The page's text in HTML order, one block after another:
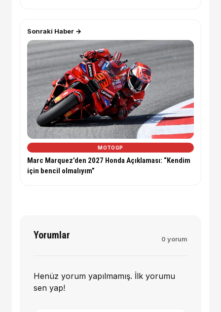
Sonraki Haber →
MOTOGP
Marc Marquez’den 2027 Honda Açıklaması: “Kendim
için bencil olmalıyım”
Yorumlar 0 yorum
Henüz yorum yapılmamış. İlk yorumu
sen yap!